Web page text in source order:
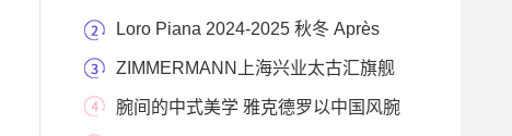
广告大片Loro Piana 2024-2025 秋冬 Après
Ski 系列ZIMMERMANN上海兴业太古汇旗舰
店序启新章
腕间的中式美学 雅克德罗以中国风腕